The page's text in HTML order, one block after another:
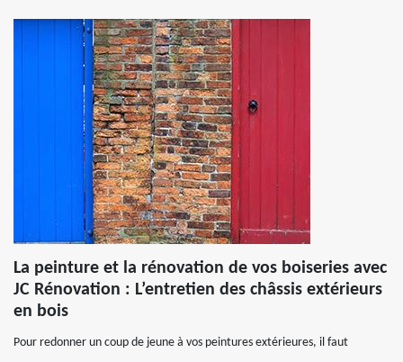
La peinture et la rénovation de vos boiseries avec
JC Rénovation : L’entretien des châssis extérieurs
en bois
Pour redonner un coup de jeune à vos peintures extérieures, il faut